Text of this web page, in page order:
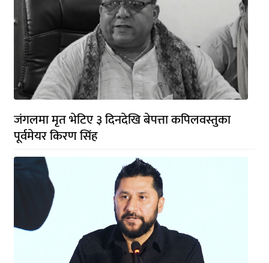
जंगलमा मृत भेटिए ३ दिनदेखि बेपत्ता कपिलवस्तुका
पूर्वमेयर किरण सिंह